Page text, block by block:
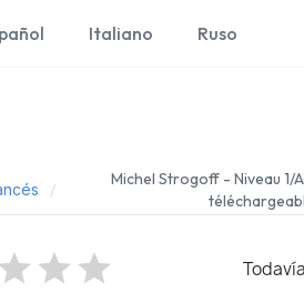
Italiano Ruso
Michel Strogoff - Niveau 1/